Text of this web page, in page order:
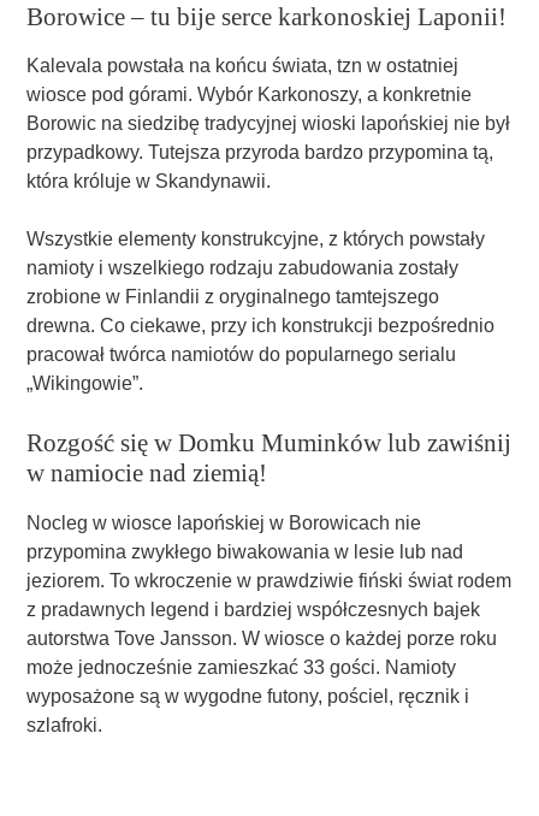
Borowice – tu bije serce karkonoskiej Laponii!
Kalevala powstała na końcu świata, tzn w ostatniej
wiosce pod górami. Wybór Karkonoszy, a konkretnie
Borowic na siedzibę tradycyjnej wioski lapońskiej nie był
przypadkowy. Tutejsza przyroda bardzo przypomina tą,
która króluje w Skandynawii.
Wszystkie elementy konstrukcyjne, z których powstały
namioty i wszelkiego rodzaju zabudowania zostały
zrobione w Finlandii z oryginalnego tamtejszego
drewna. Co ciekawe, przy ich konstrukcji bezpośrednio
pracował twórca namiotów do popularnego serialu
„Wikingowie”.
Rozgość się w Domku Muminków lub zawiśnij
w namiocie nad ziemią!
Nocleg w wiosce lapońskiej w Borowicach nie
przypomina zwykłego biwakowania w lesie lub nad
jeziorem. To wkroczenie w prawdziwie fiński świat rodem
z pradawnych legend i bardziej współczesnych bajek
autorstwa Tove Jansson. W wiosce o każdej porze roku
może jednocześnie zamieszkać 33 gości. Namioty
wyposażone są w wygodne futony, pościel, ręcznik i
szlafroki.